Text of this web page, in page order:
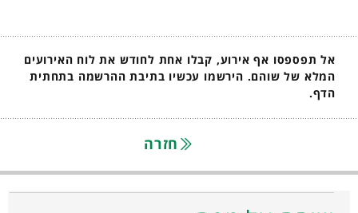
אל תפספסו אף אירוע, קבלו אחת לחודש את לוח האירועים
המלא של שוהם. הירשמו עכשיו בתיבת ההרשמה בתחתית
הדף.
חזרה